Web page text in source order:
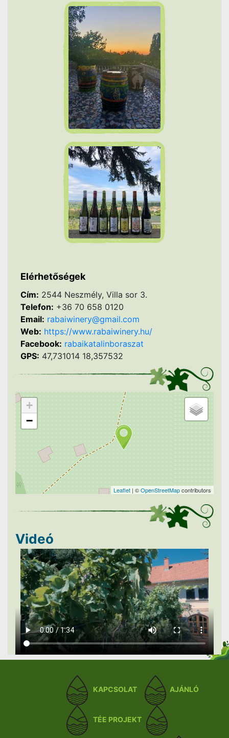
Elérhetőségek
Cím: 2544 Neszmély, Villa sor 3.
Telefon: +36 70 658 0120
Email: rabaiwinery@gmail.com
Web: https://www.rabaiwinery.hu/
Facebook: rabaikatalinboraszat
GPS: 47,731014 18,357532
+
−
Leaflet | ©OpenStreetMapcontributors
Videó
KAPCSOLAT AJÁNLÓ
TÉE PROJEKT